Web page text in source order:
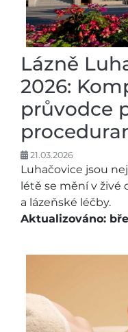
Lázně
2026:
průvodce
21.03.2026
Luhačovice jsou
létě se mění v živé
a lázeňské léčby.
Aktualizováno: